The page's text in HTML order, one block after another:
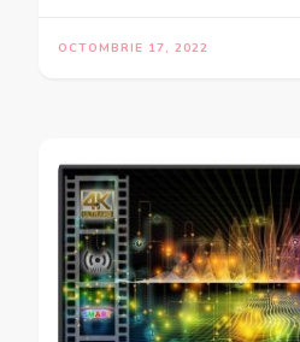
OCTOMBRIE 17, 2022